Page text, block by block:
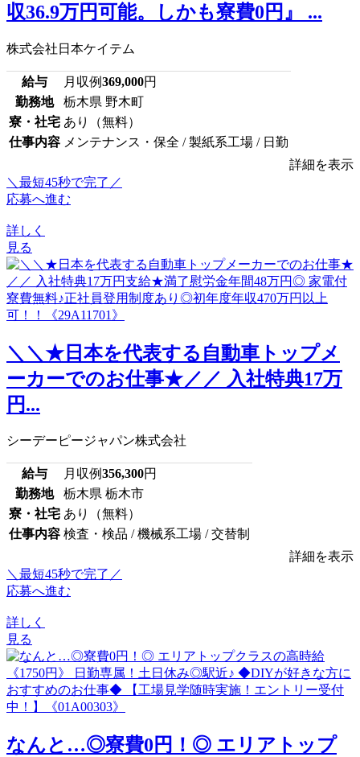
収36.9万円可能。しかも寮費0円』 ...
株式会社日本ケイテム
給与 月収例369,000円
勤務地
栃木県 野木町
寮・社宅 あり（無料）
仕事内容 メンテナンス・保全 / 製紙系工場 / 日勤
詳細を表示
＼最短45秒で完了／
応募へ進む
詳しく
見る
＼＼★日本を代表する自動車トップメ
ーカーでのお仕事★／／ 入社特典17万
円...
シーデーピージャパン株式会社
給与 月収例356,300円
勤務地
栃木県 栃木市
寮・社宅 あり（無料）
仕事内容 検査・検品 / 機械系工場 / 交替制
詳細を表示
＼最短45秒で完了／
応募へ進む
詳しく
見る
なんと…◎寮費0円！◎ エリアトップ